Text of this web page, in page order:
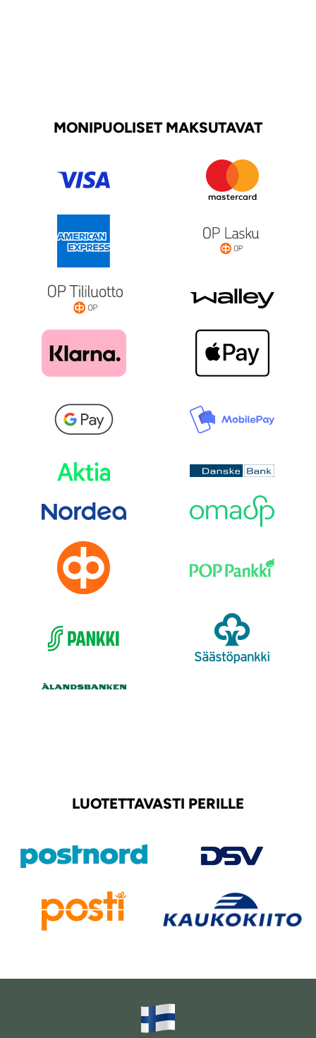
MONIPUOLISET MAKSUTAVAT
LUOTETTAVASTI PERILLE